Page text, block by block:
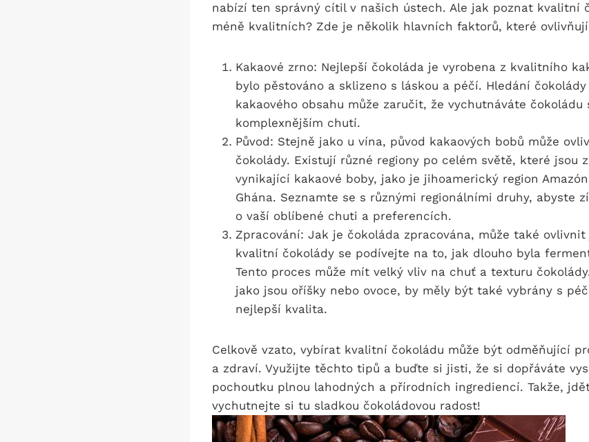
nabízí ten správný cítil v našich ústech. Ale jak poznat kvalitní
méně kvalitních? Zde je několik hlavních faktorů, které
Kakaové zrno: Nejlepší čokoláda je vyrobena z kvalitního
bylo pěstováno a sklizeno s láskou a péčí. Hledání
kakaového obsahu může zaručit, že vychutnáváte čokoládu
komplexnějším chutí.
Původ: Stejně jako u vína, původ kakaových bobů může
čokolády. Existují různé regiony po celém světě, které jsou
vynikající kakaové boby, jako je jihoamerický region
Ghána. Seznamte se s různými regionálními druhy, abyste
o vaší oblíbené chuti a preferencích.
Zpracování: Jak je čokoláda zpracována, může také
kvalitní čokolády se podívejte na to, jak dlouho byla
Tento proces může mít velký vliv na chuť a texturu
jako jsou oříšky nebo ovoce, by měly být také vybrány s
nejlepší kvalita.
Celkově vzato, vybírat kvalitní čokoládu může být odměňující
a zdraví. Využijte těchto tipů a buďte si jisti, že si dopřáváte
pochoutku plnou lahodných a přírodních ingrediencí. Takže,
vychutnejte si tu sladkou čokoládovou radost!